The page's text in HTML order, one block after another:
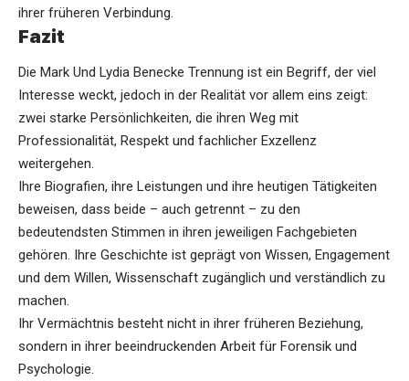
ihrer früheren Verbindung.
Fazit
Die Mark Und Lydia Benecke Trennung ist ein Begriff, der viel
Interesse weckt, jedoch in der Realität vor allem eins zeigt:
zwei starke Persönlichkeiten, die ihren Weg mit
Professionalität, Respekt und fachlicher Exzellenz
weitergehen.
Ihre Biografien, ihre Leistungen und ihre heutigen Tätigkeiten
beweisen, dass beide – auch getrennt – zu den
bedeutendsten Stimmen in ihren jeweiligen Fachgebieten
gehören. Ihre Geschichte ist geprägt von Wissen, Engagement
und dem Willen, Wissenschaft zugänglich und verständlich zu
machen.
Ihr Vermächtnis besteht nicht in ihrer früheren Beziehung,
sondern in ihrer beeindruckenden Arbeit für Forensik und
Psychologie.